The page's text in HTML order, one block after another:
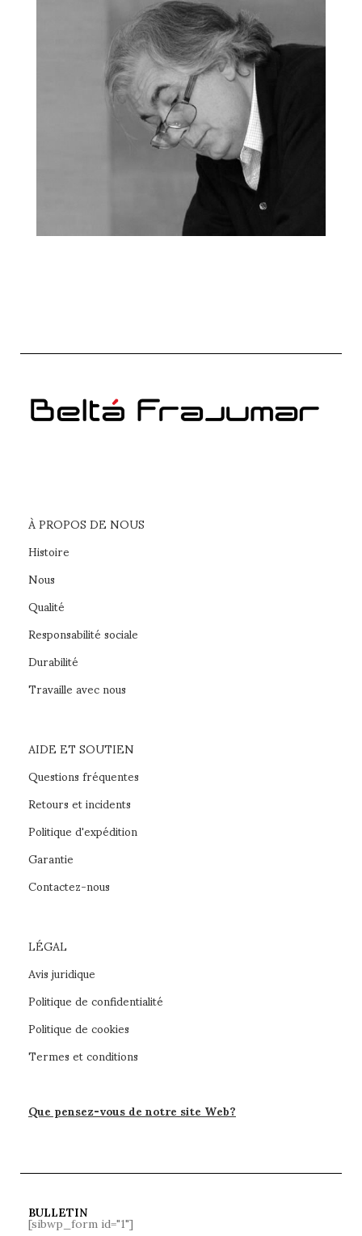
À PROPOS DE NOUS
Histoire
Nous
Qualité
Responsabilité sociale
Durabilité
Travaille avec nous
AIDE ET SOUTIEN
Questions fréquentes
Retours et incidents
Politique d'expédition
Garantie
Contactez-nous
LÉGAL
Avis juridique
Politique de confidentialité
Politique de cookies
Termes et conditions
Que pensez-vous de notre site Web?
BULLETIN
[sibwp_form id="1"]